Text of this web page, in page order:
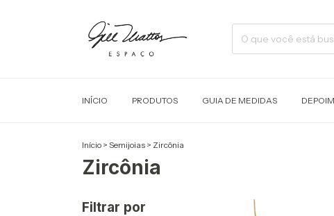
INÍCIO PRODUTOS GUIA DE MEDIDAS
Início > Semijoias > Zircônia
Zircônia
Filtrar por